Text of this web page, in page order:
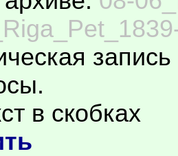
запись
в скобках